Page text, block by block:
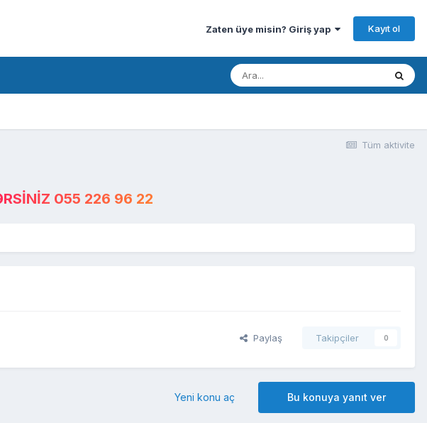
Zaten üye misin? Giriş yap Kayıt ol
Tüm aktivite
055 226 96 22
Paylaş Takipçiler 0
Bu konuya yanıt ver
Yeni konu aç